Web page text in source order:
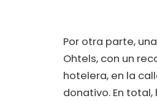
Por otra parte,
Ohtels, con un
hotelera, en la
donativo. En